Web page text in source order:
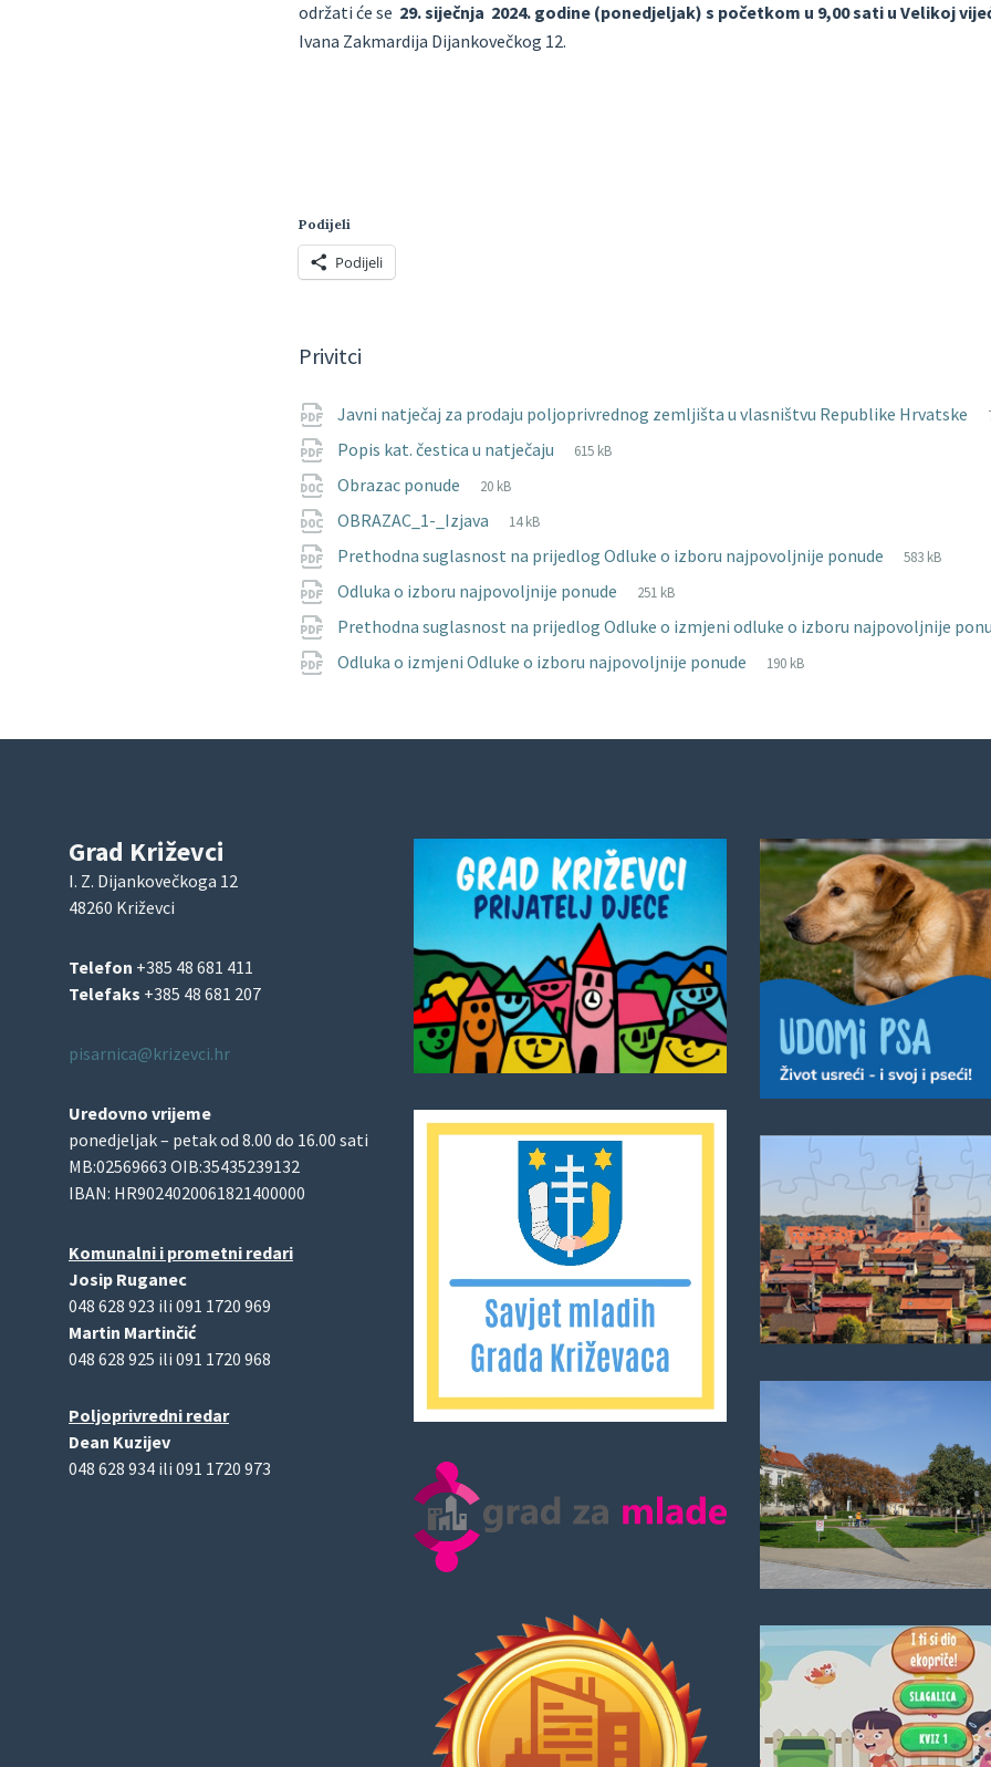
održati će se 29. siječnja 2024. godine (ponedjeljak) s početkom u 9,00 sati u Velikoj
Ivana Zakmardija Dijankovečkog 12.
Podijeli
Podijeli
Privitci
Javni natječaj za prodaju poljoprivrednog zemljišta u vlasništvu Republike Hrvatske
Popis kat. čestica u natječaju
File
pdf
File
615 kB
Obrazac ponude
File
docx
File
20 kB
OBRAZAC_1-_Izjava
File
docx
File
14 kB
Prethodna suglasnost na prijedlog Odluke o izboru najpovoljnije ponude
File
pdf
File
583 kB
Odluka o izboru najpovoljnije ponude
File
pdf
File
251 kB
Prethodna suglasnost na prijedlog Odluke o izmjeni odluke o izboru najpovoljnije
Odluka o izmjeni Odluke o izboru najpovoljnije ponude
File
pdf
File
190 kB
Grad Križevci
I. Z. Dijankovečkoga 12
48260 Križevci
Telefon +385 48 681 411
Telefaks +385 48 681 207
pisarnica@krizevci.hr
Uredovno vrijeme
ponedjeljak – petak od 8.00 do 16.00 sati
MB:02569663 OIB:35435239132
IBAN: HR9024020061821400000
Komunalni i prometni redari
Josip Ruganec
048 628 923 ili 091 1720 969
Martin Martinčić
048 628 925 ili 091 1720 968
Poljoprivredni redar
Dean Kuzijev
048 628 934 ili 091 1720 973